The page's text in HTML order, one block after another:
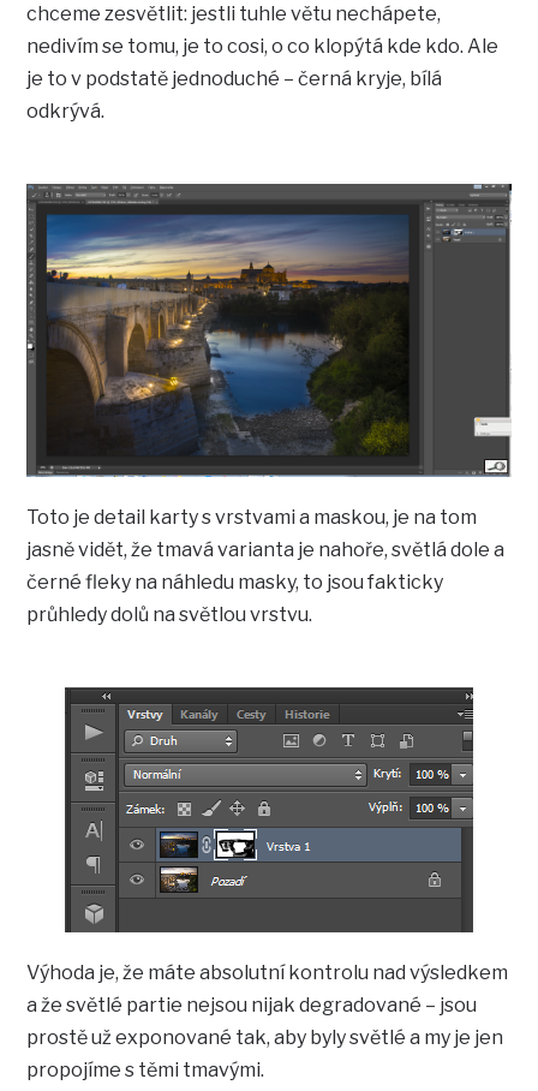
chceme zesvětlit: jestli tuhle větu nechápete,
nedivím se tomu, je to cosi, o co klopýtá kde kdo. Ale
je to v podstatě jednoduché – černá kryje, bílá
odkrývá.
Toto je detail karty s vrstvami a maskou, je na tom
jasně vidět, že tmavá varianta je nahoře, světlá dole a
černé fleky na náhledu masky, to jsou fakticky
průhledy dolů na světlou vrstvu.
Výhoda je, že máte absolutní kontrolu nad výsledkem
a že světlé partie nejsou nijak degradované – jsou
prostě už exponované tak, aby byly světlé a my je jen
propojíme s těmi tmavými.